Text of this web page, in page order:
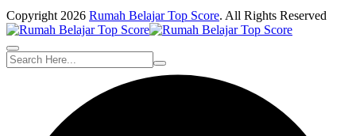
Copyright 2026 Rumah Belajar Top Score. All Rights Reserved